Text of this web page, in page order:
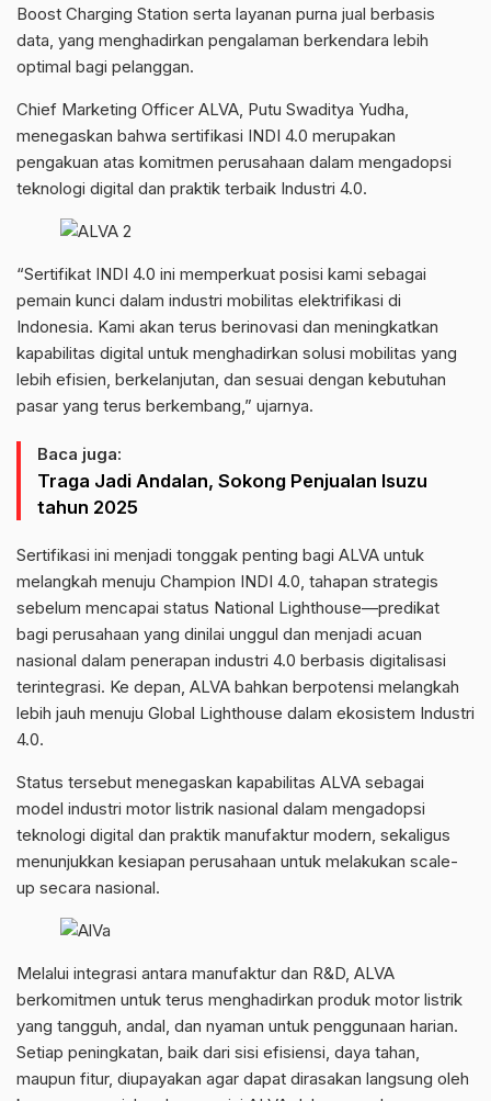
Boost Charging Station serta layanan purna jual berbasis
data, yang menghadirkan pengalaman berkendara lebih
optimal bagi pelanggan.
Chief Marketing Officer ALVA, Putu Swaditya Yudha,
menegaskan bahwa sertifikasi INDI 4.0 merupakan
pengakuan atas komitmen perusahaan dalam mengadopsi
teknologi digital dan praktik terbaik Industri 4.0.
“Sertifikat INDI 4.0 ini memperkuat posisi kami sebagai
pemain kunci dalam industri mobilitas elektrifikasi di
Indonesia. Kami akan terus berinovasi dan meningkatkan
kapabilitas digital untuk menghadirkan solusi mobilitas yang
lebih efisien, berkelanjutan, dan sesuai dengan kebutuhan
pasar yang terus berkembang,” ujarnya.
Baca juga:
Traga Jadi Andalan, Sokong Penjualan Isuzu
tahun 2025
Sertifikasi ini menjadi tonggak penting bagi ALVA untuk
melangkah menuju Champion INDI 4.0, tahapan strategis
sebelum mencapai status National Lighthouse—predikat
bagi perusahaan yang dinilai unggul dan menjadi acuan
nasional dalam penerapan industri 4.0 berbasis digitalisasi
terintegrasi. Ke depan, ALVA bahkan berpotensi melangkah
lebih jauh menuju Global Lighthouse dalam ekosistem Industri
4.0.
Status tersebut menegaskan kapabilitas ALVA sebagai
model industri motor listrik nasional dalam mengadopsi
teknologi digital dan praktik manufaktur modern, sekaligus
menunjukkan kesiapan perusahaan untuk melakukan scale-
up secara nasional.
Melalui integrasi antara manufaktur dan R&D, ALVA
berkomitmen untuk terus menghadirkan produk motor listrik
yang tangguh, andal, dan nyaman untuk penggunaan harian.
Setiap peningkatan, baik dari sisi efisiensi, daya tahan,
maupun fitur, diupayakan agar dapat dirasakan langsung oleh